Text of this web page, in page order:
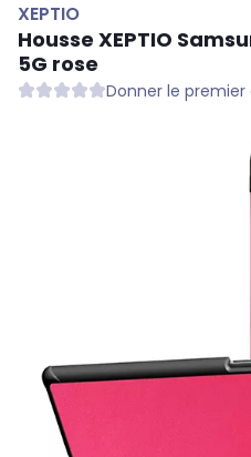
XEPTIO
Housse XEPTIO
5G rose
Donner le premier